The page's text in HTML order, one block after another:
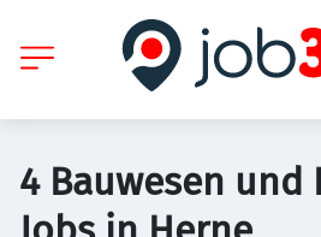
4 Bauwesen und